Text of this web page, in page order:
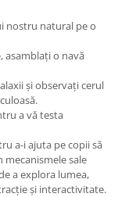
nostru natural pe o
asamblați o navă
și observați cerul
a vă testa
a-i ajuta pe copii să
mecanismele sale
a explora lumea,
și interactivitate.